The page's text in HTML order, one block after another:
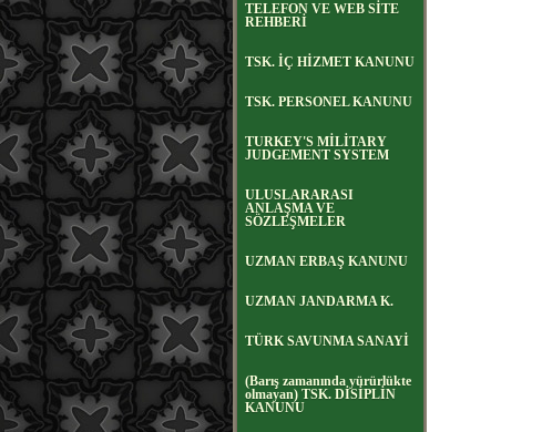
TELEFON VE WEB SİTE
REHBERİ
TSK. İÇ HİZMET KANUNU
TSK. PERSONEL KANUNU
TURKEY'S MİLİTARY
JUDGEMENT SYSTEM
ULUSLARARASI
ANLAŞMA VE
SÖZLEŞMELER
UZMAN ERBAŞ KANUNU
UZMAN JANDARMA K.
TÜRK SAVUNMA SANAYİ
(Barış zamanında yürürlükte
olmayan) TSK. DİSİPLİN
KANUNU